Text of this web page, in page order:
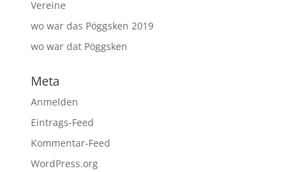
Vereine
wo war das Pöggsken 2019
wo war dat Pöggsken
Meta
Anmelden
Eintrags-Feed
Kommentar-Feed
WordPress.org